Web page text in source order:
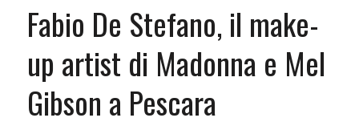
Fabio De Stefano, il make-
up artist di Madonna e Mel
Gibson a Pescara